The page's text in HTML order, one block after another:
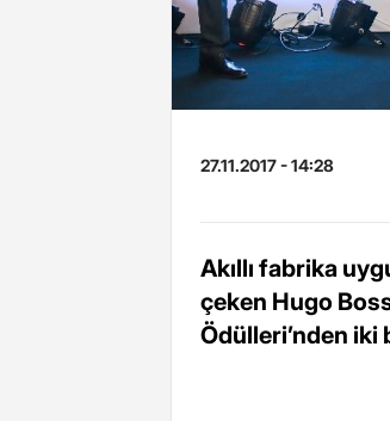
27.11.2017 - 14:28
Akıllı fabrika
çeken Hugo
Ödülleri’nden iki